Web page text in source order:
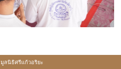
มูลนิธิศรีแก้วอริยะ